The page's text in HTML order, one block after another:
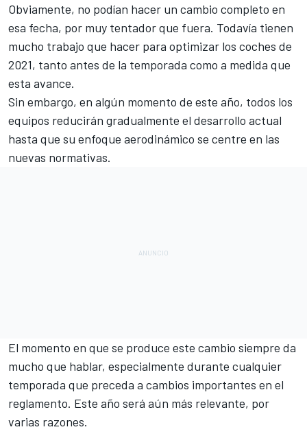
Obviamente, no podían hacer un cambio completo en
esa fecha, por muy tentador que fuera. Todavía tienen
mucho trabajo que hacer para optimizar los coches de
2021, tanto antes de la temporada como a medida que
esta avance.
Sin embargo, en algún momento de este año, todos los
equipos reducirán gradualmente el desarrollo actual
hasta que su enfoque aerodinámico se centre en las
nuevas normativas.
El momento en que se produce este cambio siempre da
mucho que hablar, especialmente durante cualquier
temporada que preceda a cambios importantes en el
reglamento. Este año será aún más relevante, por
varias razones.